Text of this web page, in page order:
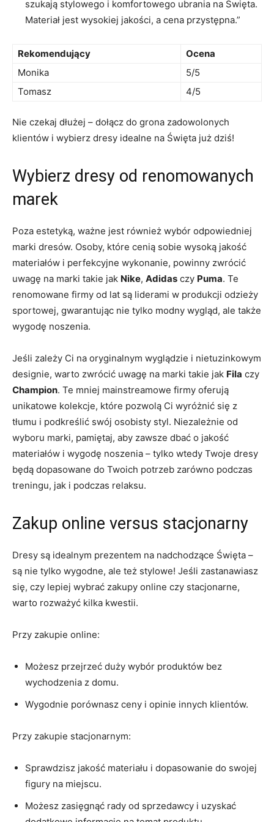
szukają stylowego i komfortowego ubrania na Święta.
Materiał jest ⁣wysokiej ​jakości, a cena przystępna.”
Rekomendujący
Ocena
Monika
5/5
Tomasz
4/5
Nie czekaj dłużej‍ – dołącz do grona zadowolonych
klientów i wybierz dresy idealne na Święta już dziś!
Wybierz dresy‌ od renomowanych
marek
Poza estetyką, ważne jest również wybór odpowiedniej
marki ⁤dresów. Osoby, które cenią sobie wysoką jakość
⁤materiałów i perfekcyjne ⁤wykonanie,​ powinny zwrócić
uwagę na marki takie jak Nike, Adidas czy Puma. Te
renomowane firmy od lat są liderami w produkcji odzieży
sportowej, gwarantując ⁢nie ⁢tylko modny wygląd, ale także
wygodę noszenia.
Jeśli zależy Ci na ⁣oryginalnym wyglądzie i nietuzinkowym
designie, warto zwrócić uwagę ⁣na marki takie jak Fila czy
Champion. Te ⁤mniej mainstreamowe firmy oferują
unikatowe kolekcje, które pozwolą Ci wyróżnić się z
tłumu i podkreślić swój osobisty ⁣styl. ⁢Niezależnie od
wyboru marki, pamiętaj, aby zawsze⁣ dbać o ‌jakość⁢
materiałów i wygodę noszenia​ – tylko wtedy Twoje dresy
będą dopasowane do Twoich​ potrzeb zarówno podczas
treningu, jak i ⁣podczas relaksu.
Zakup online‍ versus⁤ stacjonarny
Dresy są idealnym prezentem‍ na nadchodzące Święta –
są nie tylko wygodne, ale też stylowe! Jeśli⁣ zastanawiasz
się, czy lepiej wybrać ‍zakupy online czy stacjonarne,
warto rozważyć kilka kwestii.
Przy zakupie‍ online:
Możesz przejrzeć duży wybór produktów bez
wychodzenia ​z domu.
Wygodnie porównasz ceny i​ opinie innych klientów.
Przy ​zakupie stacjonarnym:
Sprawdzisz jakość materiału i dopasowanie do swojej
figury na miejscu.
Możesz zasięgnąć rady od sprzedawcy⁣ i uzyskać